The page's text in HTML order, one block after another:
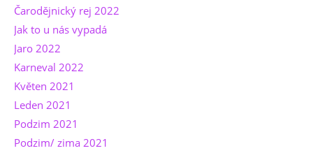
Čarodějnický rej 2022
Jak to u nás vypadá
Jaro 2022
Karneval 2022
Květen 2021
Leden 2021
Podzim 2021
Podzim/ zima 2021